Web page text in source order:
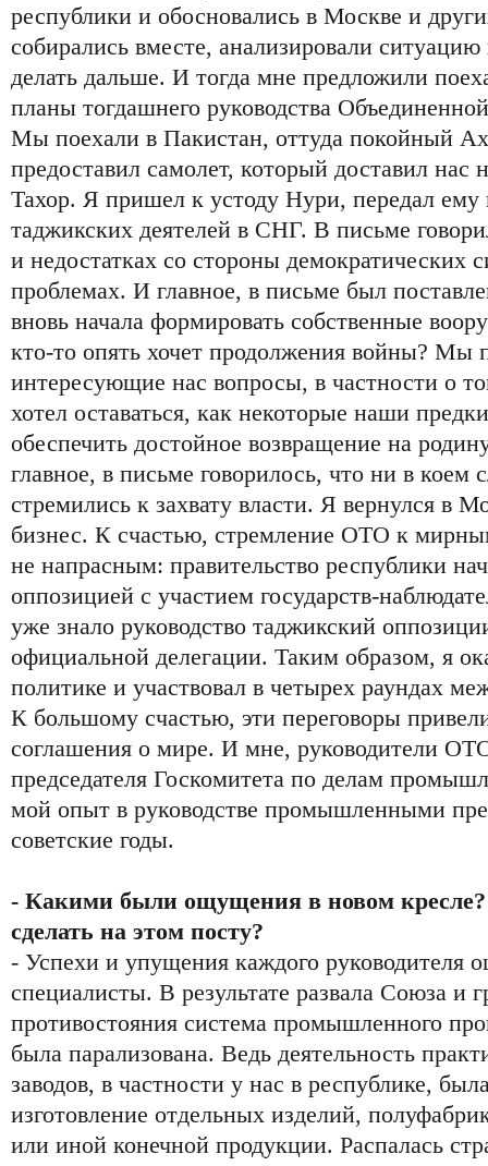
республики и обосновались в Москве и
собирались вместе, анализировали
делать дальше. И тогда мне предложили
планы тогдашнего руководства
Мы поехали в Пакистан, оттуда покойный
предоставил самолет, который доставил нас
Тахор. Я пришел к устоду Нури, передал ему
таджикских деятелей в СНГ. В письме
и недостатках со стороны демократических
проблемах. И главное, в письме был
вновь начала формировать собственные
кто-то опять хочет продолжения войны? Мы
интересующие нас вопросы, в частности о
хотел оставаться, как некоторые наши
обеспечить достойное возвращение на
главное, в письме говорилось, что ни в коем
стремились к захвату власти. Я вернулся в
бизнес. К счастью, стремление ОТО к
не напрасным: правительство республики
оппозицией с участием государств-
уже знало руководство таджикский
официальной делегации. Таким образом, я
политике и участвовал в четырех раундах
К большому счастью, эти переговоры
соглашения о мире. И мне, руководители
председателя Госкомитета по делам
мой опыт в руководстве промышленными
советские годы.
- Какими были ощущения в новом
сделать на этом посту?
- Успехи и упущения каждого руководителя
специалисты. В результате развала Союза и
противостояния система промышленного
была парализована. Ведь деятельность
заводов, в частности у нас в республике,
изготовление отдельных изделий,
или иной конечной продукции. Распалась